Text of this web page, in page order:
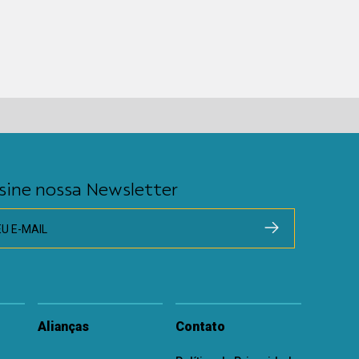
nossa Newsletter
E-MAIL
Alianças Contato